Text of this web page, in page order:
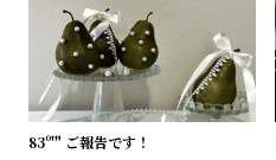
る
質
合
わ
83º'" ご報告です！